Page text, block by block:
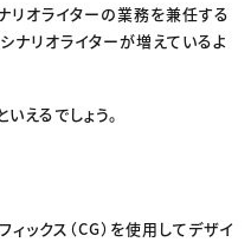
リオライターの業務を兼任する
ナリオライターが増えているよ
えるでしょう。
ックス（CG）を使用してデザイ